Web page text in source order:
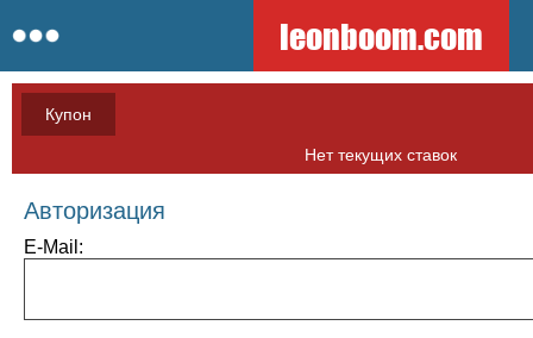
leonboom.com
Купон
Нет текущих ставок
Авторизация
E-Mail: